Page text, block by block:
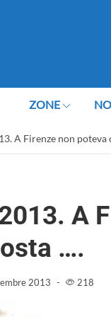
ZONE
A Firenze non poteva
A
….
2013 - 218